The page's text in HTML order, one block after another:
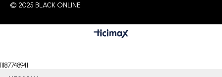
© 2025 BLACK ONLINE
11187748941